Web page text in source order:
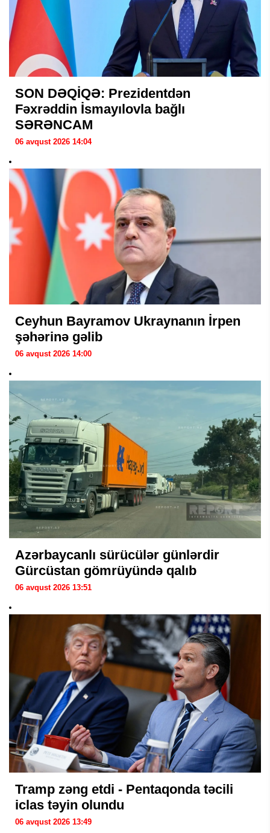
SON DƏQİQƏ: Prezidentdən
Fəxrəddin İsmayılovla bağlı
SƏRƏNCAM
06 avqust 2026 14:04
Ceyhun Bayramov Ukraynanın İrpen
şəhərinə gəlib
06 avqust 2026 14:00
Azərbaycanlı sürücülər günlərdir
Gürcüstan gömrüyündə qalıb
06 avqust 2026 13:51
Tramp zəng etdi - Pentaqonda təcili
iclas təyin olundu
06 avqust 2026 13:49